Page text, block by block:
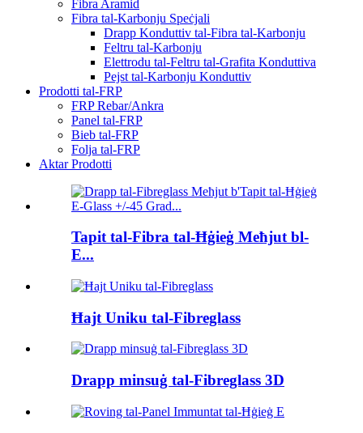
Fibra Aramid
Fibra tal-Karbonju Speċjali
Drapp Konduttiv tal-Fibra tal-Karbonju
Feltru tal-Karbonju
Elettrodu tal-Feltru tal-Grafita Konduttiva
Pejst tal-Karbonju Konduttiv
Prodotti tal-FRP
FRP Rebar/Ankra
Panel tal-FRP
Bieb tal-FRP
Folja tal-FRP
Aktar Prodotti
Tapit tal-Fibra tal-Ħġieġ Meħjut bl-
E...
Ħajt Uniku tal-Fibreglass
Drapp minsuġ tal-Fibreglass 3D